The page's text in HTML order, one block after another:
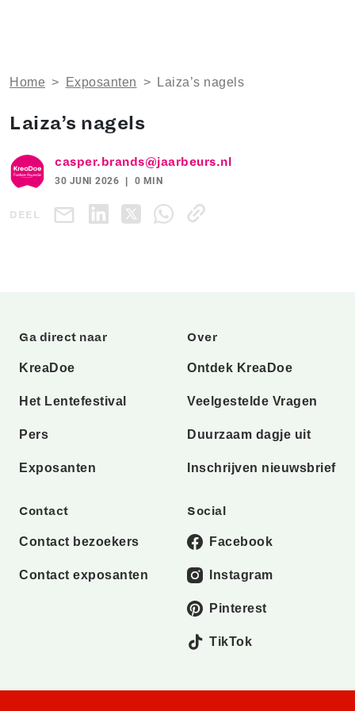
Home > Exposanten > Laiza’s nagels
Laiza’s nagels
casper.brands@jaarbeurs.nl
30 JUNI 2026 0 MIN
DEEL
Ga direct naar
KreaDoe
Het Lentefestival
Pers
Exposanten
Over
Ontdek KreaDoe
Veelgestelde Vragen
Duurzaam dagje uit
Inschrijven nieuwsbrief
Contact
Contact bezoekers
Contact exposanten
Social
Facebook
Instagram
Pinterest
TikTok